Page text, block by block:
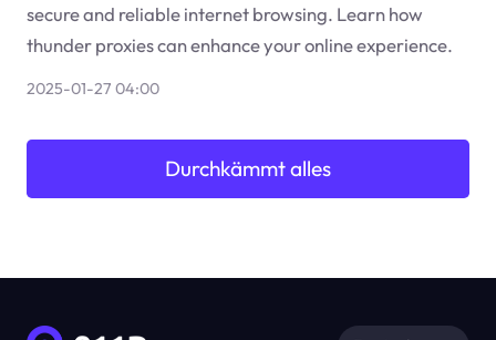
secure and reliable internet browsing. Learn how
thunder proxies can enhance your online experience.
2025-01-27 04:00
Durchkämmt alles